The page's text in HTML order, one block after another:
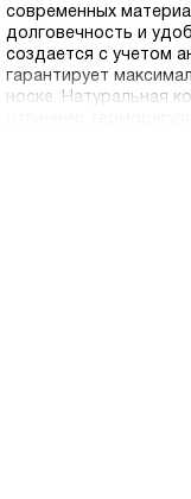
современных
долговечность и
создается с учетом
гарантирует
носке. Натуральная
гарантия качества